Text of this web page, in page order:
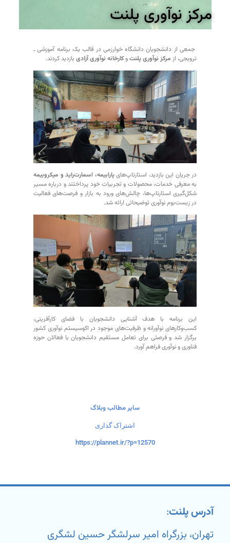
مرکز نوآوری پلنت
جمعی از دانشجویان دانشگاه خوارزمی در قالب یک برنامه آموزشی ـ
ترویجی، از مرکز نوآوری پلنتوکارخانه نوآوری آزادی بازدید کردند.
در جریان این بازدید، استارتاپ‌هایپارابیمه، اسمارت‌راید و میکروبیمه
به معرفی خدمات، محصولات و تجربیات خود پرداختند و درباره مسیر
شکل‌گیری استارتاپ‌ها، چالش‌های ورود به بازار و فرصت‌های فعالیت
در زیست‌بوم نوآوری توضیحاتی ارائه شد.
این برنامه با هدف آشنایی دانشجویان با فضای کارآفرینی،
کسب‌وکارهای نوآورانه و ظرفیت‌های موجود در اکوسیستم نوآوری کشور
برگزار شد و فرصتی برای تعامل مستقیم دانشجویان با فعالان حوزه
فناوری و نوآوری فراهم آورد.
سایر مطالب وبلاگ
اشتراک گذاری
https://plannet.ir/?p=12570
آدرس پلنت:
تهران، بزرگراه امیر سرلشگر حسین لشگری